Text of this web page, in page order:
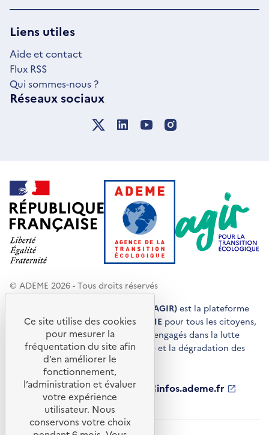
UNE
Liens utiles
Aide et contact
Flux RSS
Qui sommes-nous ?
Réseaux sociaux
© ADEME 2026 - Tous droits réservés
Agir pour la transition écologique (AGIR) est la plateforme
de conseils et de services de l'ADEME pour tous les citoyens,
acteurs économiques et territoires engagés dans la lutte
contre le réchauffement climatique et la dégradation des
ressources.
ademe.fr
S'ouvre
nouvelle
fenêtre
librairie.ademe.fr
S'ouvre
dans
une
nouvelle
fenêtre
infos.ademe.fr
S'ouvre
nouvelle
ademe.fr/presse
S'ouvre
nouvelle
Ce site utilise des cookies
pour mesurer la
fréquentation du site afin
d’en améliorer le
fonctionnement,
l’administration et évaluer
votre expérience
utilisateur. Nous
conservons votre choix